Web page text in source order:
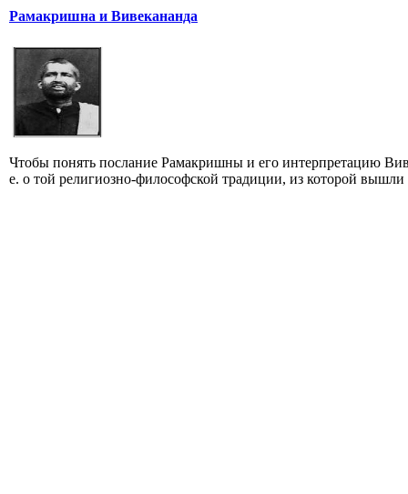
Рамакришна и Вивекананда
Чтобы понять послание Рамакришны и его интерпретацию
е. о той религиозно-философской традиции, из которой